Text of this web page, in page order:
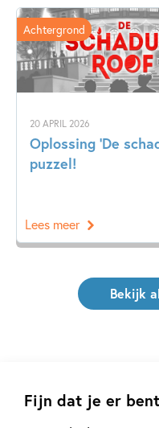
Fijn dat je er
20 APRIL 2026
Oplossing ‘De
puzzel!
Achtergrond
Lees meer
Bekijk